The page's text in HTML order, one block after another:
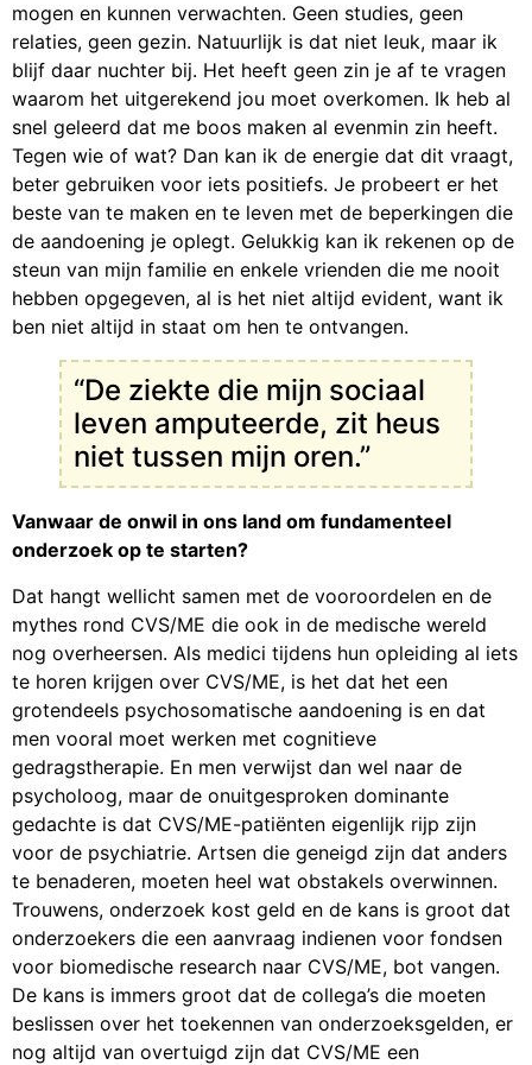
mogen en kunnen verwachten. Geen studies, geen
relaties, geen gezin. Natuurlijk is dat niet leuk, maar ik
blijf daar nuchter bij. Het heeft geen zin je af te vragen
waarom het uitgerekend jou moet overkomen. Ik heb al
snel geleerd dat me boos maken al evenmin zin heeft.
Tegen wie of wat? Dan kan ik de energie dat dit vraagt,
beter gebruiken voor iets positiefs. Je probeert er het
beste van te maken en te leven met de beperkingen die
de aandoening je oplegt. Gelukkig kan ik rekenen op de
steun van mijn familie en enkele vrienden die me nooit
hebben opgegeven, al is het niet altijd evident, want ik
ben niet altijd in staat om hen te ontvangen.
“De ziekte die mijn sociaal
leven amputeerde, zit heus
niet tussen mijn oren.”
Vanwaar de onwil in ons land om fundamenteel
onderzoek op te starten?
Dat hangt wellicht samen met de vooroordelen en de
mythes rond CVS/ME die ook in de medische wereld
nog overheersen. Als medici tijdens hun opleiding al iets
te horen krijgen over CVS/ME, is het dat het een
grotendeels psychosomatische aandoening is en dat
men vooral moet werken met cognitieve
gedragstherapie. En men verwijst dan wel naar de
psycholoog, maar de onuitgesproken dominante
gedachte is dat CVS/ME-patiënten eigenlijk rijp zijn
voor de psychiatrie. Artsen die geneigd zijn dat anders
te benaderen, moeten heel wat obstakels overwinnen.
Trouwens, onderzoek kost geld en de kans is groot dat
onderzoekers die een aanvraag indienen voor fondsen
voor biomedische research naar CVS/ME, bot vangen.
De kans is immers groot dat de collega’s die moeten
beslissen over het toekennen van onderzoeksgelden, er
nog altijd van overtuigd zijn dat CVS/ME een